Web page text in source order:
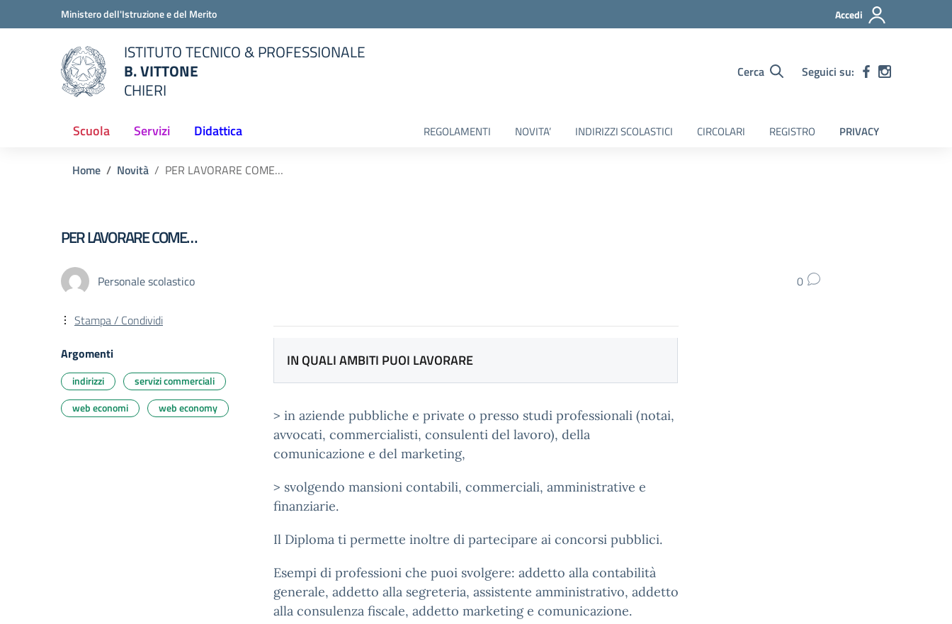
Vai ai contenuti
Vai al menu di navigazioneMinistero dell'Istruzione e del Merito Accedi
scuola
ISTITUTO TECNICO & PROFESSIONALE
B. VITTONE
CHIERI
Cerca Seguici su:
Scuola Servizi Didattica REGOLAMENTI NOVITA’ INDIRIZZI SCOLASTICI CIRCOLARI REGISTRO PRIVACY
Home Novità PER LAVORARE COME…
PER LAVORARE COME…
Personale scolastico 0
IN QUALI AMBITI PUOI LAVORARE
> in aziende pubbliche e private o presso studi professionali (notai,
avvocati, commercialisti, consulenti del lavoro), della
comunicazione e del marketing,
> svolgendo mansioni contabili, commerciali, amministrative e
finanziarie.
Il Diploma ti permette inoltre di partecipare ai concorsi pubblici.
Esempi di professioni che puoi svolgere: addetto alla contabilità
generale, addetto alla segreteria, assistente amministrativo, addetto
alla consulenza fiscale, addetto marketing e comunicazione.
Stampa / Condividi
Argomenti
indirizzi
servizi commerciali
web economi
web economy